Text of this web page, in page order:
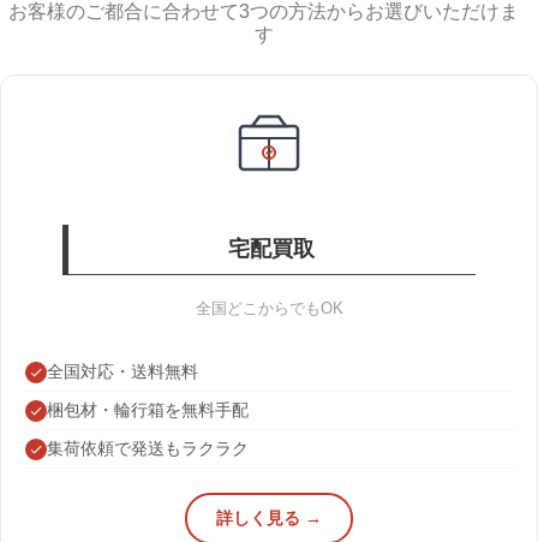
お客様のご都合に合わせて3つの方法からお選びいただけま
す
宅配買取
全国どこからでもOK
全国対応・送料無料
梱包材・輪行箱を無料手配
集荷依頼で発送もラクラク
詳しく見る →